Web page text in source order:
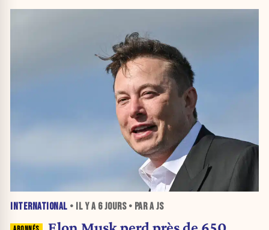
INTERNATIONAL • IL Y A 6 JOURS• PAR A JS